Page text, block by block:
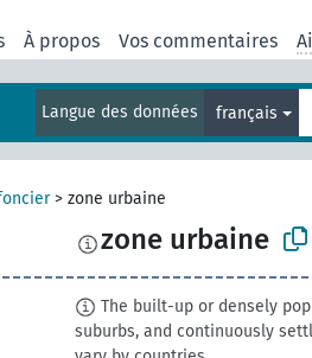
À propos Vos commentaires
Langue des données français
> zone urbaine
zone urbaine
The built-up or densely
suburbs, and continuously